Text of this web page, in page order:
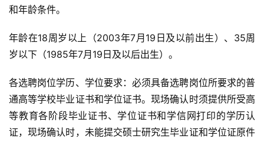
和年龄条件。
年龄在18周岁以上（2003年7月19日及以前出生）、35周
岁以下（1985年7月19日及以后出生）。
各选聘岗位学历、学位要求：必须具备选聘岗位所要求的普
通高等学校毕业证书和学位证书。现场确认时须提供所受高
等教育各阶段毕业证书、学位证书和学信网打印的学历认
证，现场确认时，未能提交硕士研究生毕业证和学位证原件